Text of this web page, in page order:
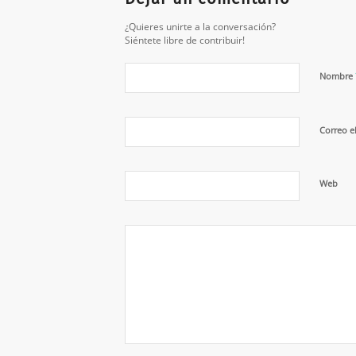
¿Quieres unirte a la conversación?
Siéntete libre de contribuir!
Nombre
Correo
Web